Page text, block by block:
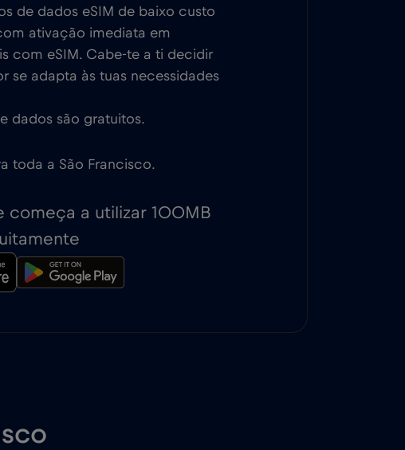
de dados eSIM de baixo custo
ativação imediata em
com eSIM. Cabe-te a ti decidir
se adapta às tuas necessidades
dados são gratuitos.
toda a São Francisco.
começa a utilizar 100MB